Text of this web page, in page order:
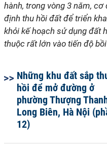
hành, trong vòng 3 năm,
định thu hồi đất để triển
khỏi kế hoạch sử dụng đất
thuộc rất lớn vào tiến độ
Những khu đất sắp
hồi để mở đường ở
phường Thượng
Long Biên, Hà Nội
12)